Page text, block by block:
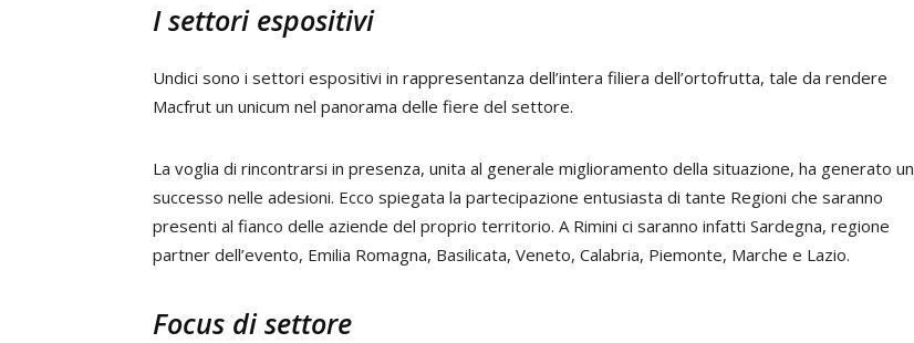
I settori espositivi
Undici sono i settori espositivi in rappresentanza dell’intera filiera dell’ortofrutta, tale da rendere
Macfrut un unicum nel panorama delle fiere del settore.
La voglia di rincontrarsi in presenza, unita al generale miglioramento della situazione, ha generato un
successo nelle adesioni. Ecco spiegata la partecipazione entusiasta di tante Regioni che saranno
presenti al fianco delle aziende del proprio territorio. A Rimini ci saranno infatti Sardegna, regione
partner dell’evento, Emilia Romagna, Basilicata, Veneto, Calabria, Piemonte, Marche e Lazio.
Focus di settore